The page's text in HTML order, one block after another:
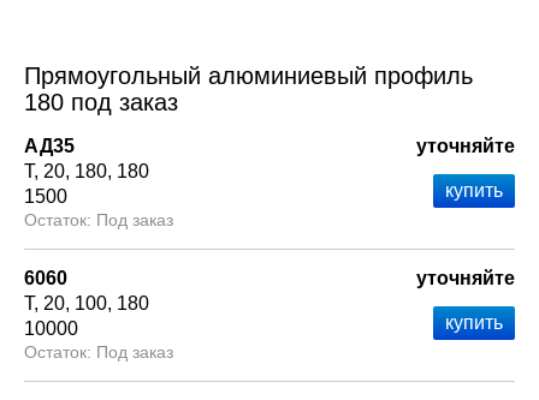
Прямоугольный алюминиевый профиль
180 под заказ
АД35
Т 20 180 180
1500
Под заказ
уточняйте
6060
Т 20 100 180
10000
Под заказ
уточняйте